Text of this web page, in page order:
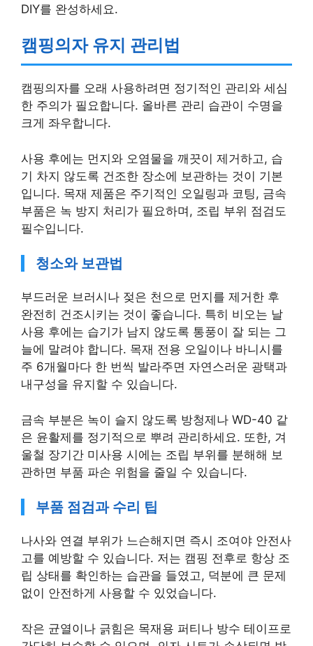
DIY를 완성하세요.
캠핑의자 유지 관리법
캠핑의자를 오래 사용하려면 정기적인 관리와 세심
한 주의가 필요합니다. 올바른 관리 습관이 수명을
크게 좌우합니다.
사용 후에는 먼지와 오염물을 깨끗이 제거하고, 습
기 차지 않도록 건조한 장소에 보관하는 것이 기본
입니다. 목재 제품은 주기적인 오일링과 코팅, 금속
부품은 녹 방지 처리가 필요하며, 조립 부위 점검도
필수입니다.
청소와 보관법
부드러운 브러시나 젖은 천으로 먼지를 제거한 후
완전히 건조시키는 것이 좋습니다. 특히 비오는 날
사용 후에는 습기가 남지 않도록 통풍이 잘 되는 그
늘에 말려야 합니다. 목재 전용 오일이나 바니시를
주 6개월마다 한 번씩 발라주면 자연스러운 광택과
내구성을 유지할 수 있습니다.
금속 부분은 녹이 슬지 않도록 방청제나 WD-40 같
은 윤활제를 정기적으로 뿌려 관리하세요. 또한, 겨
울철 장기간 미사용 시에는 조립 부위를 분해해 보
관하면 부품 파손 위험을 줄일 수 있습니다.
부품 점검과 수리 팁
나사와 연결 부위가 느슨해지면 즉시 조여야 안전사
고를 예방할 수 있습니다. 저는 캠핑 전후로 항상 조
립 상태를 확인하는 습관을 들였고, 덕분에 큰 문제
없이 안전하게 사용할 수 있었습니다.
작은 균열이나 긁힘은 목재용 퍼티나 방수 테이프로